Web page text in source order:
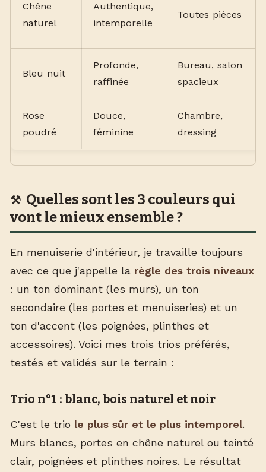
Chêne
naturel
Authentique,
intemporelle
Toutes pièces
Bleu nuit
Profonde,
raffinée
Bureau, salon
spacieux
Rose
poudré
Douce,
féminine
Chambre,
dressing
Quelles sont les 3 couleurs qui
vont le mieux ensemble ?
En menuiserie d'intérieur, je travaille toujours
avec ce que j'appelle la règle des trois niveaux
: un ton dominant (les murs), un ton
secondaire (les portes et menuiseries) et un
ton d'accent (les poignées, plinthes et
accessoires). Voici mes trois trios préférés,
testés et validés sur le terrain :
Trio n°1 : blanc, bois naturel et noir
C'est le trio le plus sûr et le plus intemporel.
Murs blancs, portes en chêne naturel ou teinté
clair, poignées et plinthes noires. Le résultat